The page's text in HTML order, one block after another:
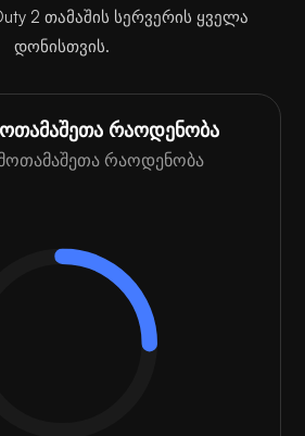
2 თამაშის სერვერის ყველა
დონისთვის.
რაოდენობა
რაოდენობა